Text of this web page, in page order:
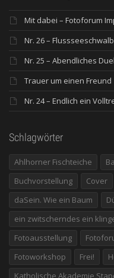
Mit dabei – Fotoforum
Nr. 26 –
Nr. 25 – Abendliches
Trauer um einen Freund
Nr. 24 – Endlich ein
Schlagwörter
Ahlhorner Fischteiche
Buchvorstellung
Cover
daSein. Wie ein Baum
ein zwitscherndes ein
Fotoausstellung
Fotoworkshop
Frei!
Katholische Akademie